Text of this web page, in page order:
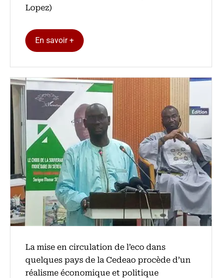
Lopez)
En savoir +
La mise en circulation de l’eco dans
quelques pays de la Cedeao procède d’un
réalisme économique et politique